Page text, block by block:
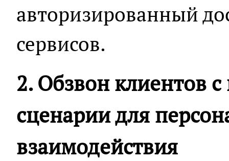
авторизированный
сервисов.
2. Обзвон клиентов
сценарии для
взаимодействия